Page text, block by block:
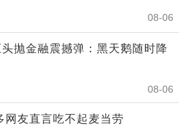
08-06
抛金融震撼弹：黑天鹅随时降
08-06
网友直言吃不起麦当劳